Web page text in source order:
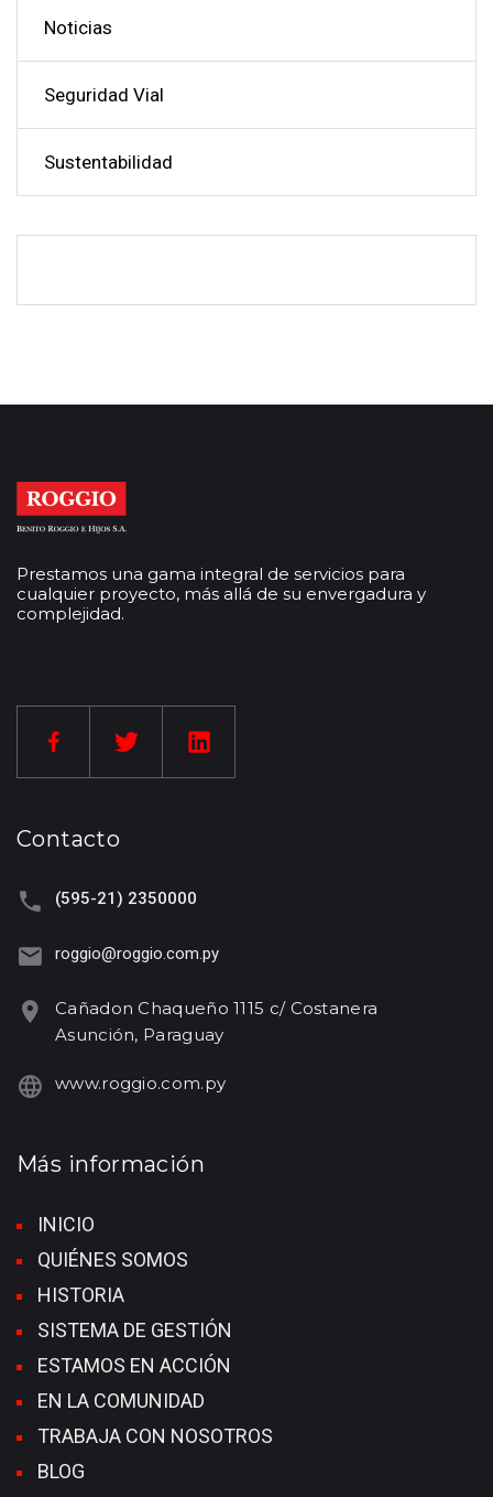
Noticias
Seguridad Vial
Sustentabilidad
Prestamos una gama integral de servicios para
cualquier proyecto, más allá de su envergadura y
complejidad.
Contacto
(595-21) 2350000
roggio@roggio.com.py
Cañadon Chaqueño 1115 c/ Costanera
Asunción, Paraguay
www.roggio.com.py
Más información
INICIO
QUIÉNES SOMOS
HISTORIA
SISTEMA DE GESTIÓN
ESTAMOS EN ACCIÓN
EN LA COMUNIDAD
TRABAJA CON NOSOTROS
BLOG